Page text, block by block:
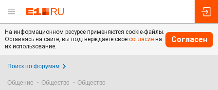
На информационном ресурсе применяются cookie-файлы.
Оставаясь на сайте, вы подтверждаете свое согласие на
их использование.
Согласен
Поиск по форумам
Общение Общество Общество